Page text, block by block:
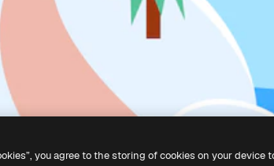
you agree to the storing of cookies on your device